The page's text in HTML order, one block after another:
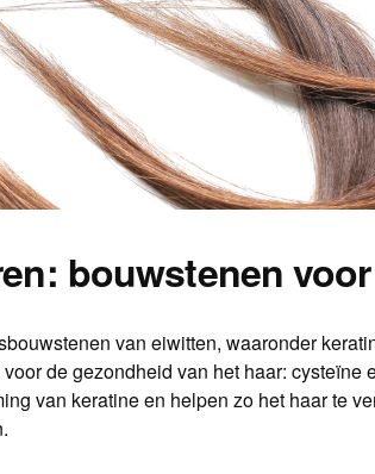
bouwstenen
van eiwitten, waaronder
de gezondheid van het haar: cysteïne
van keratine en helpen zo het haar te